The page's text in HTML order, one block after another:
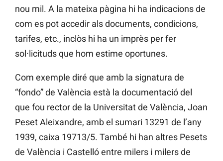
nou mil. A la mateixa pàgina hi ha indicacions de
com es pot accedir als documents, condicions,
tarifes, etc., inclòs hi ha un imprès per fer
sol·licituds que hom estime oportunes.
Com exemple diré que amb la signatura de
“fondo” de València està la documentació del
que fou rector de la Universitat de València, Joan
Peset Aleixandre, amb el sumari 13291 de l’any
1939, caixa 19713/5. També hi han altres Pesets
de València i Castelló entre milers i milers de